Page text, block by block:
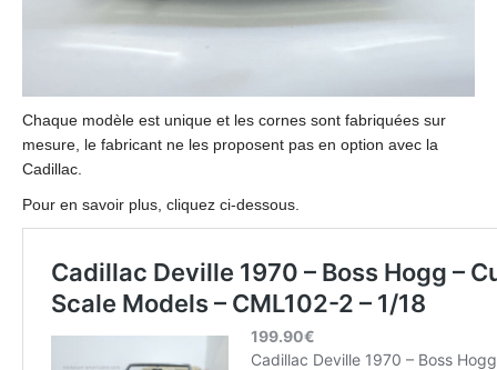
Chaque modèle est unique et les cornes sont fabriquées sur
mesure, le fabricant ne les proposent pas en option avec la
Cadillac.
Pour en savoir plus, cliquez ci-dessous.